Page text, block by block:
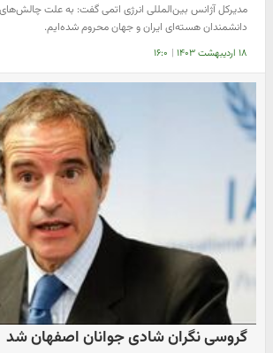
مدیرکل آژانس بین‌المللی انرژی اتمی گفت: به علت
دانشمندان هسته‌ای ایران و جهان محروم شده‌ایم.
۱۸ اردیبهشت ۱۴۰۳ | ۱۶:۰
گروسی نگران شادی جوانان اصفهان شد